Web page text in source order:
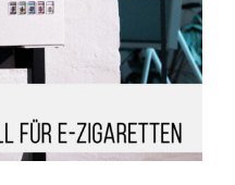
Bügel "Hulk"(+250,00€
"Hulk" sorgt für einen